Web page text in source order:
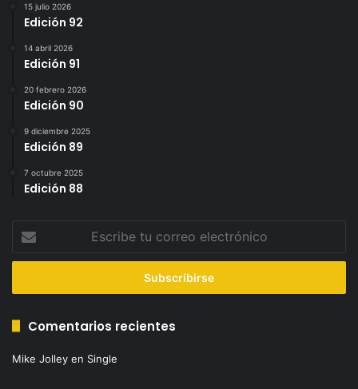
15 julio 2026
Edición 92
14 abril 2026
Edición 91
20 febrero 2026
Edición 90
9 diciembre 2025
Edición 89
7 octubre 2025
Edición 88
tu
correo
Comentarios recientes
Mike Jolley en Single